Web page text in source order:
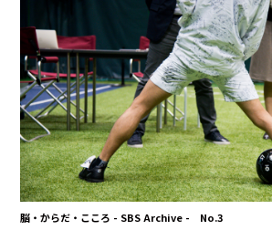
脳・からだ・こころ - SBS Archive - No.3